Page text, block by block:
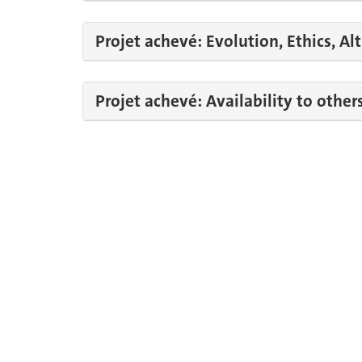
Projet achevé: Evolution, Ethics,
Projet achevé: Availability to